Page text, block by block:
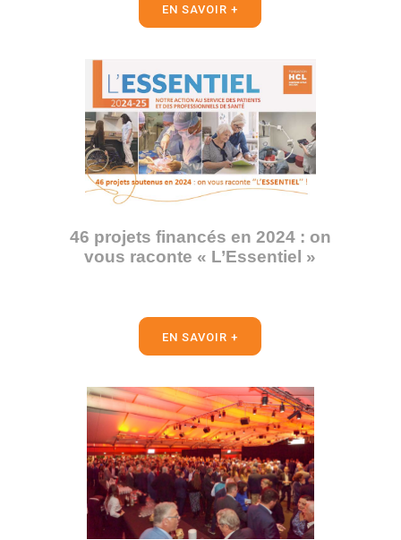
EN SAVOIR +
46 projets financés en 2024 : on
vous raconte « L’Essentiel »
EN SAVOIR +